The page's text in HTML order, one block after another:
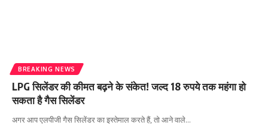
BREAKING NEWS
LPG सिलेंडर की कीमत बढ़ने के संकेत! जल्द 18 रुपये तक महंगा हो
सकता है गैस सिलेंडर
अगर आप एलपीजी गैस सिलेंडर का इस्तेमाल करते हैं, तो आने वाले…